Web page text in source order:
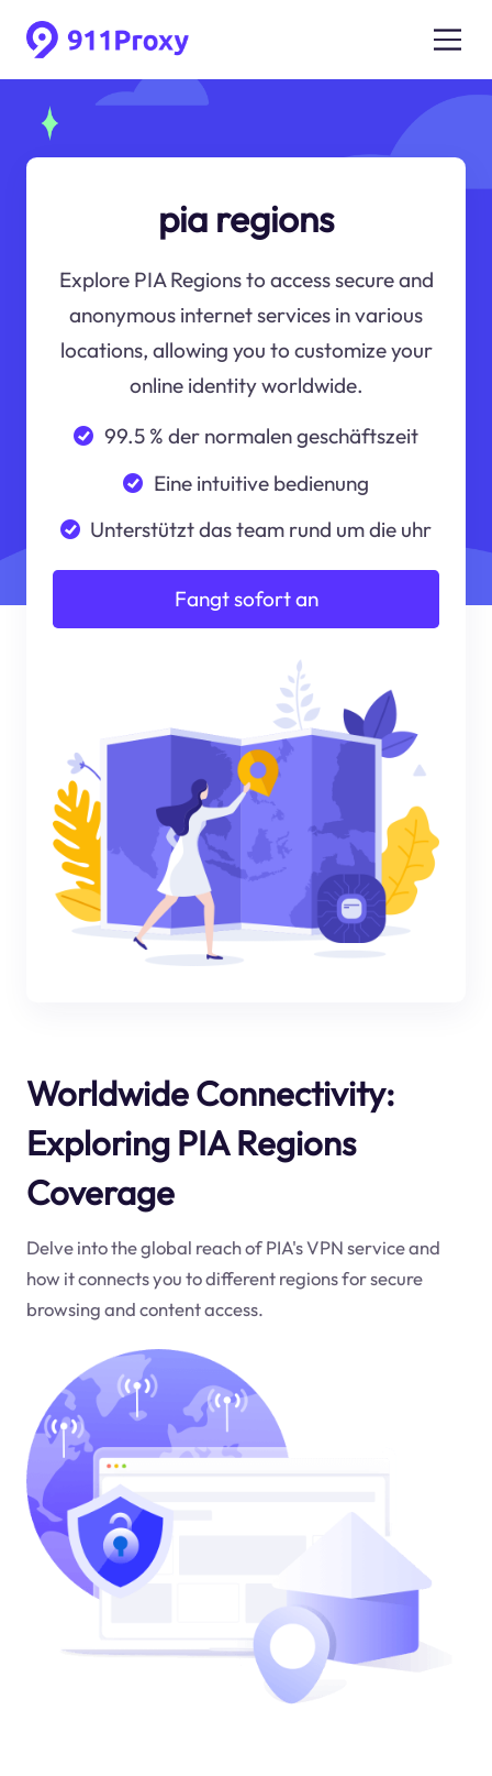
pia regions
Explore PIA Regions to access secure and
anonymous internet services in various
locations, allowing you to customize your
online identity worldwide.
99.5 % der normalen geschäftszeit
Eine intuitive bedienung
Unterstützt das team rund um die uhr
Fangt sofort an
Worldwide Connectivity:
Exploring PIA Regions
Coverage
Delve into the global reach of PIA's VPN service and
how it connects you to different regions for secure
browsing and content access.